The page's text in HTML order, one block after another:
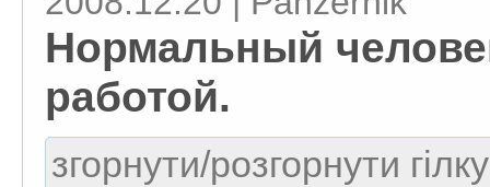
Нормальный
работой.
згорнути/розгорнути